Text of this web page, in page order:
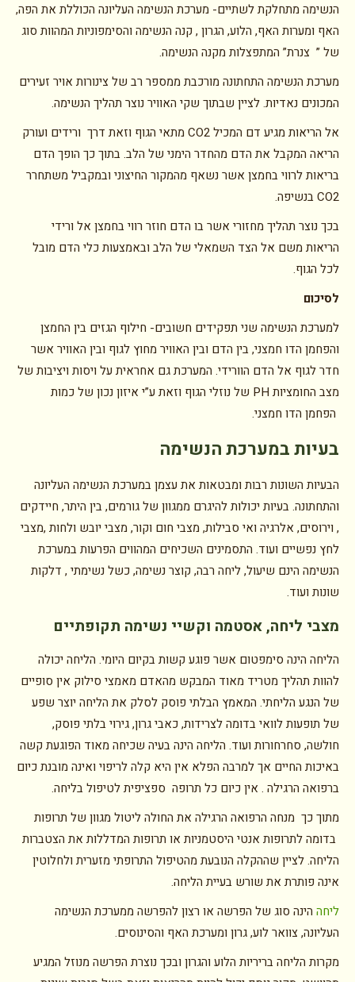
הנשימה מתחלקת לשתיים- מערכת הנשימה העליונה הכוללת את הפה,
האף ומערות האף, הלוע, הגרון , קנה הנשימה והסימפוניות המהוות סוג
של ” צנרת” המתפצלות מקנה הנשימה.
מערכת הנשימה התחתונה מורכבת ממספר רב של צינורות אויר זעירים
המכונים נאדיות. לציין שבתוך שקי האוויר נוצר תהליך הנשימה.
אל הריאות מגיע דם המכיל CO2 מתאי הגוף וזאת דרך ורידים ועורק
הריאה המקבל את הדם מהחדר הימני של הלב. בתוך כך הופך הדם
בריאות לרווי בחמצן אשר נשאף מהמקור החיצוני ובמקביל משתחרר
CO2 בנשיפה.
בכך נוצר תהליך מחזורי אשר בו הדם חוזר רווי בחמצן אל ורידי
הריאות משם אל הצד השמאלי של הלב ובאמצעות כלי הדם מובל
לכל הגוף.
לסיכום
למערכת הנשימה שני תפקידים חשובים- חילוף הגזים בין החמצן
והפחמן הדו חמצני, בין הדם ובין האוויר מחוץ לגוף ובין האוויר אשר
חדר לגוף אל הדם הוורידי. המערכת גם אחראית על ויסות ויציבות של
מצב החומציות PH של נוזלי הגוף וזאת ע”י איזון נכון של כמות
הפחמן הדו חמצני.
בעיות במערכת הנשימה
הבעיות השונות רבות ומבטאות את עצמן במערכת הנשימה העליונה
והתחתונה. בעיות יכולות להיגרם ממגוון של גורמים, בין היתר, חיידקים
, וירוסים, אלרגיה ואי סבילות, מצבי חום וקור, מצבי יובש ולחות ,מצבי
לחץ נפשיים ועוד. התסמינים השכיחים המהווים הפרעות במערכת
הנשימה הינם שיעול, ליחה רבה, קוצר נשימה, כשל נשימתי , דלקות
שונות ועוד.
מצבי ליחה, אסטמה וקשיי נשימה תקופתיים
הליחה הינה סימפטום אשר פוגע קשות בקיום היומי. הליחה יכולה
להוות תהליך מטריד מאוד המבקש מהאדם מאמצי סילוק אין סופיים
של הנגע הליחתי. המאמץ הבלתי פוסק לסלק את הליחה יוצר שפע
של תופעות לוואי בדומה לצרידות, כאבי גרון, גירוי בלתי פוסק,
חולשה, סחרחורות ועוד. הליחה הינה בעיה שכיחה מאוד הפוגעת קשה
באיכות החיים אך למרבה הפלא אין היא קלה לריפוי ואינה מובנת כיום
ברפואה הרגילה . אין כיום כל תרופה ספציפית לטיפול בליחה.
מתוך כך מנחה הרפואה הרגילה את החולה ליטול מגוון של תרופות
בדומה לתרופות אנטי היסטמניות או תרופות המדללות את הצטברות
הליחה. לציין שההקלה הנובעת מהטיפול התרופתי מזערית ולחלוטין
אינה פותרת את שורש בעיית הליחה.
ליחה הינה סוג של הפרשה או רצון להפרשה ממערכת הנשימה
העליונה, צוואר לוע, גרון ומערכת האף והסינוסים.
מקרות הליחה בריריות הלוע והגרון ובכך נוצרת הפרשה מנוזל המגיע